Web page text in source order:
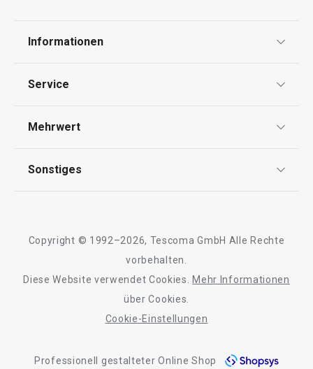
23,90 €
Warenkorb
Informationen
Impressum
Service
Kontaktformular
Mehrwert
Qualität
Sonstiges
Barrierefreiheit
Copyright © 1992–2026, Tescoma GmbH Alle Rechte
vorbehalten.
Diese Website verwendet Cookies.
Mehr Informationen
über Cookies.
Cookie-Einstellungen
Professionell gestalteter Online Shop